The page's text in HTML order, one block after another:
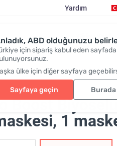
ABD olduğunuzu
için sipariş kabul eden sayfada
ülke için diğer sayfaya
Sayfaya geçin Burada
Yardım
Giriş / Katıl
Boost Biocellulose Facial Mask
Boost
, 1